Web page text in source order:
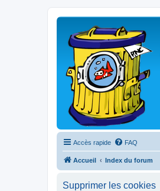
Accès rapide FAQ
Accueil Index du forum
Supprimer les cookies